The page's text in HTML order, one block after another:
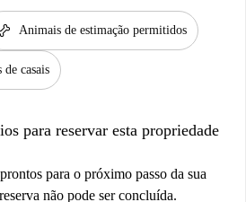
Animais de estimação permitidos
de casais
para reservar esta propriedade
para o próximo passo da sua
não pode ser concluída.